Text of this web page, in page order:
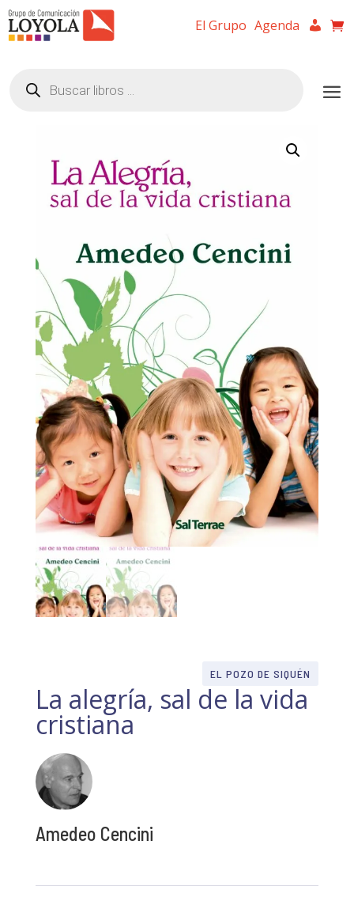
El Grupo Agenda
productos
EL POZO DE SIQUÉN
La alegría, sal de la vida
cristiana
Amedeo Cencini